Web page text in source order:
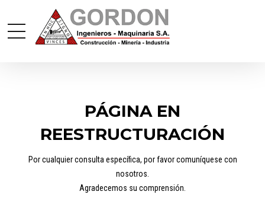
PÁGINA EN
REESTRUCTURACIÓN
Por cualquier consulta específica, por favor comuníquese con
nosotros.
Agradecemos su comprensión.